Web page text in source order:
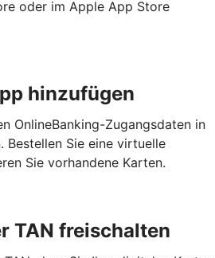
oder im Apple App Store
hinzufügen
OnlineBanking-Zugangsdaten in
Bestellen Sie eine virtuelle
Sie vorhandene Karten.
TAN freischalten